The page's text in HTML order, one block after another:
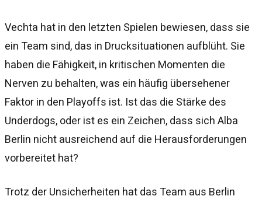
Vechta hat in den letzten Spielen bewiesen, dass sie
ein Team sind, das in Drucksituationen aufblüht. Sie
haben die Fähigkeit, in kritischen Momenten die
Nerven zu behalten, was ein häufig übersehener
Faktor in den Playoffs ist. Ist das die Stärke des
Underdogs, oder ist es ein Zeichen, dass sich Alba
Berlin nicht ausreichend auf die Herausforderungen
vorbereitet hat?
Trotz der Unsicherheiten hat das Team aus Berlin